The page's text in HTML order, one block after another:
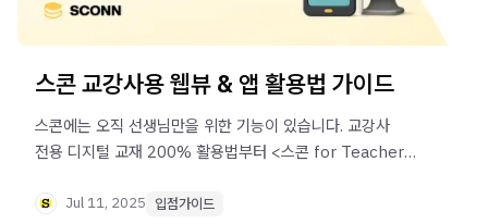
스콘 교강사용 웹뷰 & 앱 활용법 가이드
스콘에는 오직 선생님만을 위한 기능이 있습니다. 교강사
전용 디지털 교재 200% 활용법부터 <스콘 for Teacher>
드릴게요.Jul 11, 2025 입점가이드